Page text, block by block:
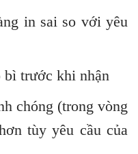
in sai so với yêu
trước khi nhận
chóng (trong vòng
tùy yêu cầu của